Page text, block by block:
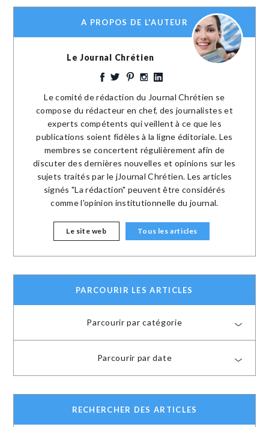
A PROPOS DE L'AUTEUR
Le Journal Chrétien
Le comité de rédaction du Journal Chrétien se
compose du rédacteur en chef, des journalistes et
experts compétents qui veillent à ce que les
publications soient fidèles à la ligne éditoriale. Les
membres se concertent régulièrement afin de
discuter des dernières nouvelles et opinions sur les
sujets traités par le jJournal Chrétien. Les articles
signés "La rédaction" peuvent être considérés
comme l'opinion institutionnelle du journal.
Le site web Tous les articles
PARCOURIR LES ARTICLES
Parcourir par catégorie
Parcourir par date
RECHERCHER DES ARTICLES